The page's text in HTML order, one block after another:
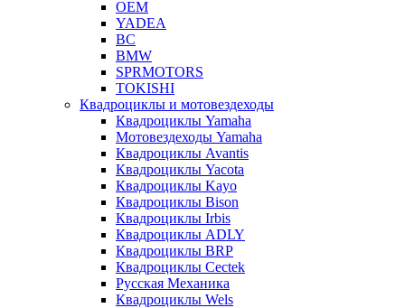
OEM
YADEA
BC
BMW
SPRMOTORS
TOKISHI
Квадроциклы и мотовездеходы
Квадроциклы Yamaha
Мотовездеходы Yamaha
Квадроциклы Avantis
Квадроциклы Yacota
Квадроциклы Kayo
Квадроциклы Bison
Квадроциклы Irbis
Квадроциклы ADLY
Квадроциклы BRP
Квадроциклы Cectek
Русская Механика
Квадроциклы Wels